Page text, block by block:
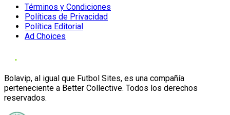
Términos y Condiciones
Políticas de Privacidad
Política Editorial
Ad Choices
Bolavip, al igual que Futbol Sites, es una compañía
perteneciente a Better Collective. Todos los derechos
reservados.